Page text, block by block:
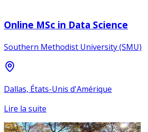
Online MSc in Data Science
Southern Methodist University (SMU)
Dallas, États-Unis d'Amérique
Lire la suite